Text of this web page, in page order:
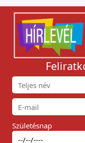
Születésnap